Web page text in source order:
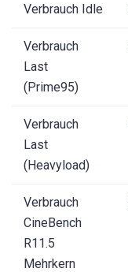
Verbrauch Idle
Verbrauch
Last
(Prime95)
Verbrauch
Last
(Heavyload)
Verbrauch
CineBench
R11.5
Mehrkern